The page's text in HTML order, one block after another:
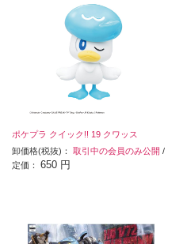
ポケプラ クイック!! 19 クワッス
卸価格(税抜)： 取引中の会員のみ公開 /
定価： 650 円